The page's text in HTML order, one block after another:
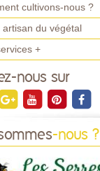
cultivons-nous ?
artisan du végétal
+
nous sur
-nous ?